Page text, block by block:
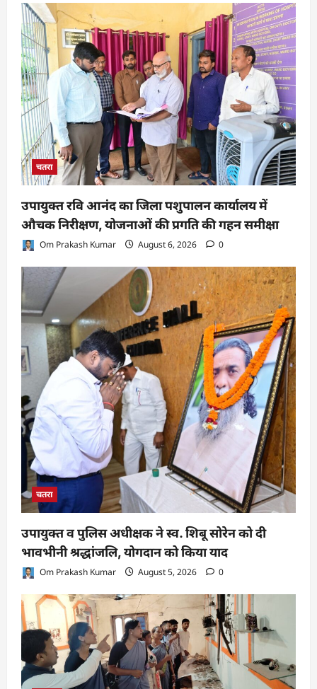
चतरा
उपायुक्त रवि आनंद का जिला पशुपालन कार्यालय में
औचक निरीक्षण, योजनाओं की प्रगति की गहन समीक्षा
Om Prakash Kumar August 6, 2026 0
चतरा
उपायुक्त व पुलिस अधीक्षक ने स्व. शिबू सोरेन को दी
भावभीनी श्रद्धांजलि, योगदान को किया याद
Om Prakash Kumar August 5, 2026 0